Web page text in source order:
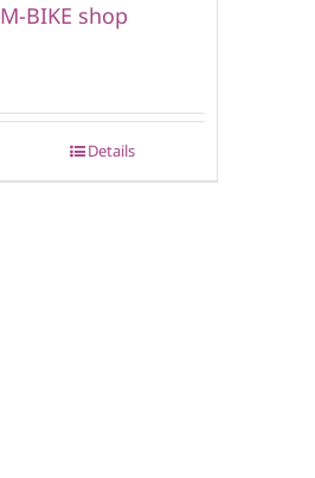
M-BIKE shop
Details